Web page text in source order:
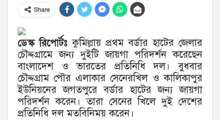
Share
ডেস্ক রিপোর্টঃ কুমিল্লায় প্রথম বর্ডার হাটের জেলার
চৌদ্দগ্রামে জন্য দুইটি জায়গা পরিদর্শন করেছেন
বাংলাদেশ ও ভারতের প্রতিনিধি দল। বুধবার
চৌদ্দগ্রাম পৌর এলাকার সেনেরখিল ও কালিকাপুর
ইউনিয়নের জগতপুরে বর্ডার হাটের জন্য জায়গা
পরিদর্শন করেন। তারা সেনের খিলে দুই দেশের
প্রতিনিধি দল মতবিনিময় করেন।